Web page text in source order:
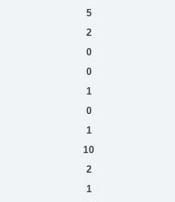
5
2
0
0
1
0
1
10
2
1